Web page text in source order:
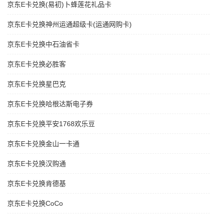
京东E卡兑换(易初)卜蜂莲花礼品卡
京东E卡兑换神州运通超级卡(运通网购卡)
京东E卡兑换中石油省卡
京东E卡兑换必胜客
京东E卡兑换星巴克
京东E卡兑换哈根达斯电子券
京东E卡兑换平安1768欢乐豆
京东E卡兑换金山一卡通
京东E卡兑换汉购通
京东E卡兑换肯德基
京东E卡兑换CoCo